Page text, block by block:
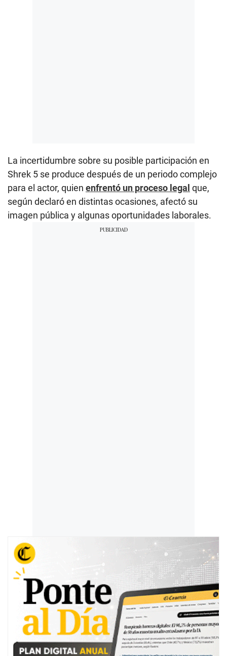
La incertidumbre sobre su posible participación en
Shrek 5 se produce después de un periodo complejo
para el actor, quien enfrentó un proceso legal que,
según declaró en distintas ocasiones, afectó su
imagen pública y algunas oportunidades laborales.